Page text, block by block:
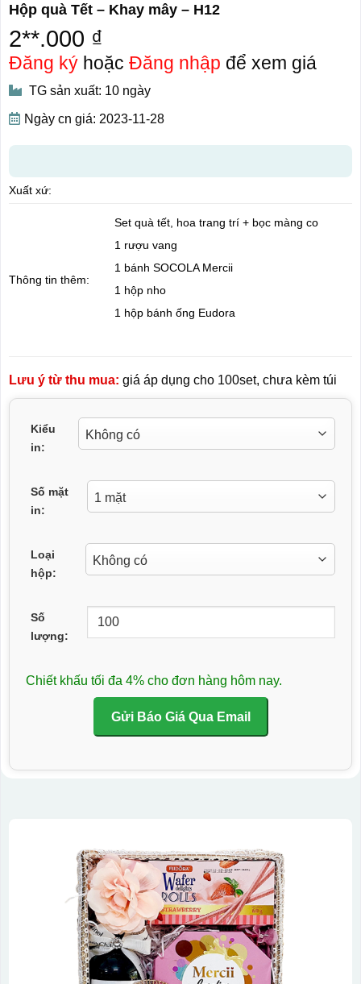
Hộp quà Tết – Khay mây – H12
2**.000 ₫
Đăng kýhoặc Đăng nhập để xem giá
TG sản xuất: 10 ngày
Ngày cn giá: 2023-11-28
Xuất xứ:
Thông tin thêm:
Set quà tết, hoa trang trí + bọc màng co
1 rượu vang
1 bánh SOCOLA Mercii
1 hộp nho
1 hộp bánh ống Eudora
Lưu ý từ thu mua: giá áp dụng cho 100set, chưa kèm túi
Kiểu
in:
Số mặt
in:
Loại
hộp:
Số
lượng:
Chiết khấu tối đa 4% cho đơn hàng hôm nay.
Gửi Báo Giá Qua Email